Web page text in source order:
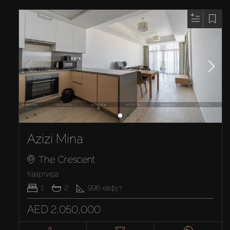
Azizi Mina
The Crescent
Квартира
1
2 996 кв.фут
AED 2,050,000